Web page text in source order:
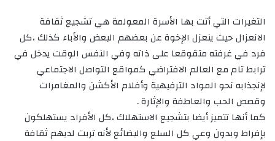
التغيرات التي أتت بها الأسرة المعولمة هي تشجيع ثقافة
الانعزال حيث ينعزل الإخوة عن بعضهم البعض والأباء كذلك ،كل
فرد في غرفته متقوقعا على ذاته وفي النفس الوقت يدخل في
ترابط تام مع العالم الافتراضي كمواقع التواصل الاجتماعي
لإنجذابه نحو المواد الترفيهية وأفلام الأكشن والمغامرات
وقصص الحب والعاطفة والإثارة .
كما أنها تتميز أيضا بتشجيع الاستهلاك ،كل الأفراد يستهلكون
بإفراط وبدون وعي كل السلع والبضائع لأنه تربت لديهم ثقافة